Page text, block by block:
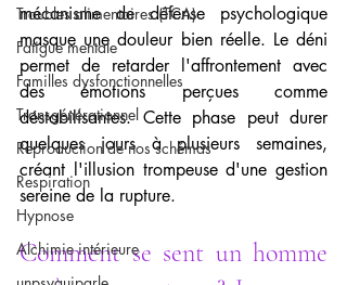
Troubles alimentaires (TCA)
Fatigue mentale
Familles dysfonctionnelles
Transgénérationnel
Reproduction de nos schémas
Respiration
Hypnose
Alchimie intérieure
mécanisme de défense psychologique
masque une douleur bien réelle. Le déni
permet de retarder l'affrontement avec
des émotions perçues comme
déstabilisantes. Cette phase peut durer
quelques jours à plusieurs semaines,
créant l'illusion trompeuse d'une gestion
sereine de la rupture.
Comment se sent un homme